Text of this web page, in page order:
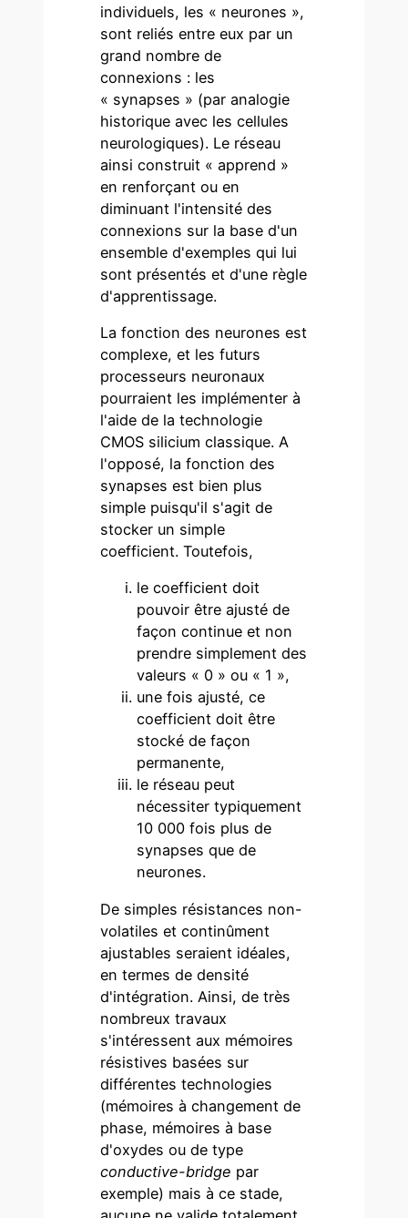
individuels, les « neurones »,
sont reliés entre eux par un
grand nombre de
connexions : les
« synapses » (par analogie
historique avec les cellules
neurologiques). Le réseau
ainsi construit « apprend »
en renforçant ou en
diminuant l'intensité des
connexions sur la base d'un
ensemble d'exemples qui lui
sont présentés et d'une règle
d'apprentissage.
La fonction des neurones est
complexe, et les futurs
processeurs neuronaux
pourraient les implémenter à
l'aide de la technologie
CMOS silicium classique. A
l'opposé, la fonction des
synapses est bien plus
simple puisqu'il s'agit de
stocker un simple
coefficient. Toutefois,
le coefficient doit
pouvoir être ajusté de
façon continue et non
prendre simplement des
valeurs « 0 » ou « 1 »,
une fois ajusté, ce
coefficient doit être
stocké de façon
permanente,
le réseau peut
nécessiter typiquement
10 000 fois plus de
synapses que de
neurones.
De simples résistances non-
volatiles et continûment
ajustables seraient idéales,
en termes de densité
d'intégration. Ainsi, de très
nombreux travaux
s'intéressent aux mémoires
résistives basées sur
différentes technologies
(mémoires à changement de
phase, mémoires à base
d'oxydes ou de type
conductive-bridge par
exemple) mais à ce stade,